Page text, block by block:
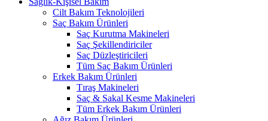
Cilt Bakım Teknolojileri
Saç Bakım Ürünleri
Saç Kurutma Makineleri
Saç Şekillendiriciler
Saç Düzleştiricileri
Tüm Saç Bakım Ürünleri
Erkek Bakım Ürünleri
Tıraş Makineleri
Saç & Sakal Kesme Makineleri
Tüm Erkek Bakım Ürünleri